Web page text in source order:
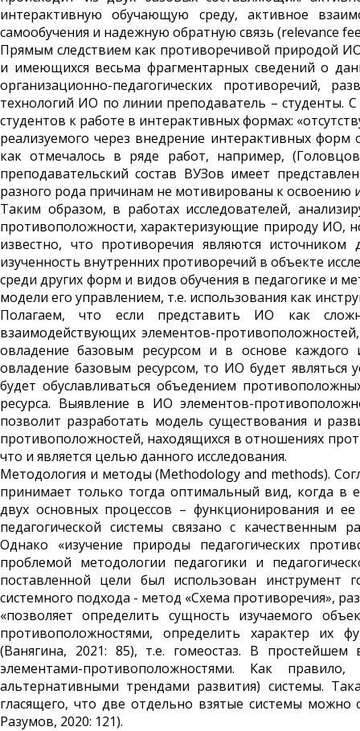
интерактивную обучающую среду, активное
самообучения и надежную обратную связь (relevance
Прямым следствием как противоречивой природой
и имеющихся весьма фрагментарных сведений о
организационно-педагогических противоречий,
технологий ИО по линии преподаватель – студенты.
студентов к работе в интерактивных формах:
реализуемого через внедрение интерактивных форм
как отмечалось в ряде работ, например,
преподавательский состав ВУЗов имеет
разного рода причинам не мотивированы к
Таким образом, в работах исследователей,
противоположности, характеризующие природу ИО,
известно, что противоречия являются
изученность внутренних противоречий в объекте
среди других форм и видов обучения в педагогике и
модели его управлением, т.е. использования как
Полагаем, что если представить ИО как
взаимодействующих элементов-
овладение базовым ресурсом и в основе каждого
овладение базовым ресурсом, то ИО будет являться
будет обуславливаться объедением
ресурса. Выявление в ИО элементов-
позволит разработать модель существования и
противоположностей, находящихся в отношениях
что и является целью данного исследования.
Методология и методы (Methodology and methods).
принимает только тогда оптимальный вид, когда в
двух основных процессов – функционирования и
педагогической системы связано с качественным
Однако «изучение природы педагогических
проблемой методологии педагогики и
поставленной цели был использован инструмент
системного подхода - метод «Схема противоречия»,
«позволяет определить сущность изучаемого
противоположностями, определить характер их
(Ванягина, 2021: 85), т.е. гомеостаз. В
элементами-противоположностями. Как
альтернативными трендами развития) системы.
гласящего, что две отдельно взятые системы
Разумов, 2020: 121).